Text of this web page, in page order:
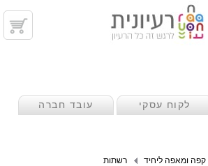
לקוח עסקי עובד חברה
קפה ומאפה ליחיד רשתות